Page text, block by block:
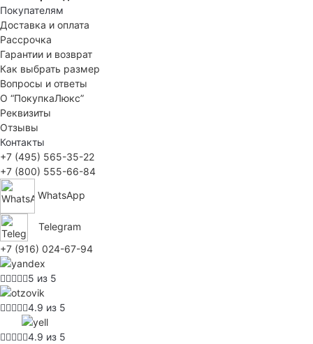
Покупателям
Доставка и оплата
Рассрочка
Гарантии и возврат
Как выбрать размер
Вопросы и ответы
О “ПокупкаЛюкс”
Реквизиты
Отзывы
Контакты
+7 (495) 565-35-22
+7 (800) 555-66-84
WhatsApp
Telegram
+7 (916) 024-67-94
5 из 5
4.9 из 5
4.9 из 5